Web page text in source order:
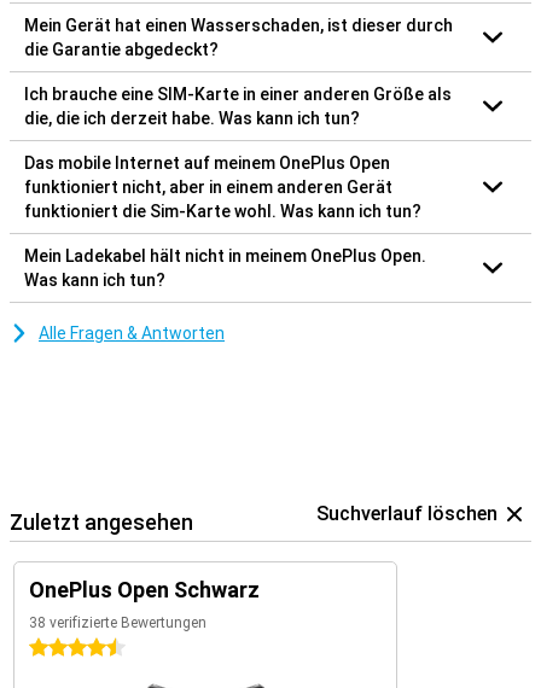
Mein Gerät hat einen Wasserschaden, ist dieser durch
die Garantie abgedeckt?
Ich brauche eine SIM-Karte in einer anderen Größe als
die, die ich derzeit habe. Was kann ich tun?
Das mobile Internet auf meinem OnePlus Open
funktioniert nicht, aber in einem anderen Gerät
funktioniert die Sim-Karte wohl. Was kann ich tun?
Mein Ladekabel hält nicht in meinem OnePlus Open.
Was kann ich tun?
Alle Fragen & Antworten
Zuletzt angesehen Suchverlauf löschen
OnePlus Open Schwarz
38 verifizierte Bewertungen
4.5 Sterne